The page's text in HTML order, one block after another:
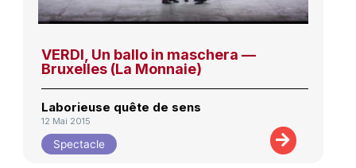
VERDI, Un ballo in maschera —
Bruxelles (La Monnaie)
Laborieuse quête de sens
12 Mai 2015
Spectacle